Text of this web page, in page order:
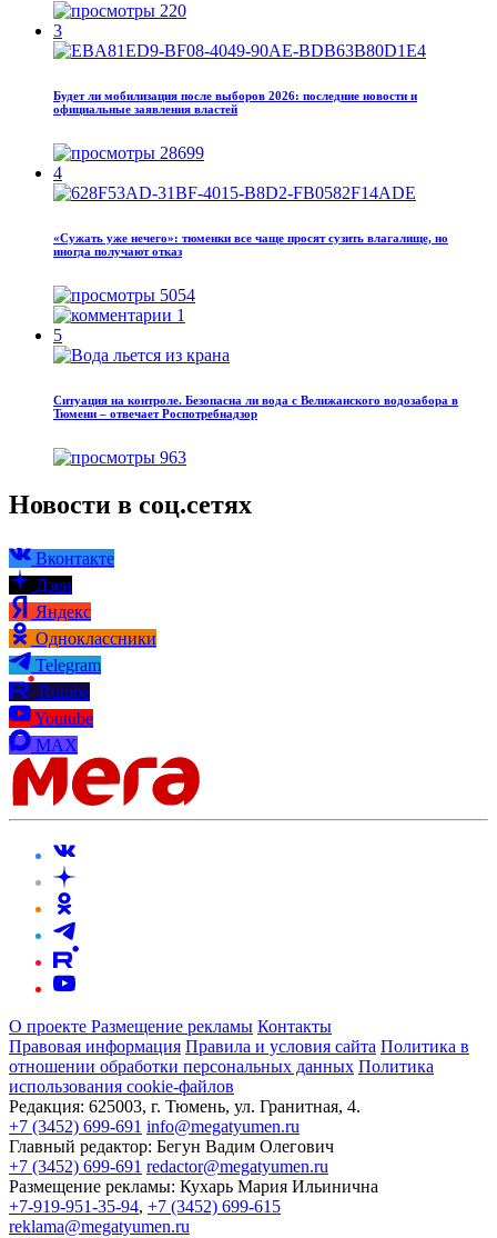
220
3
Будет ли мобилизация после выборов 2026: последние новости и
официальные заявления властей
28699
4
«Сужать уже нечего»: тюменки все чаще просят сузить влагалище, но
иногда получают отказ
5054
1
5
Ситуация на контроле. Безопасна ли вода с Велижанского водозабора в
Тюмени – отвечает Роспотребнадзор
963
Новости в соц.сетях
Вконтакте
Дзен
Яндекс
Одноклассники
Telegram
Rutube
Youtube
MAX
О проекте Размещение рекламы Контакты
Правовая информация Правила и условия сайта Политика в
отношении обработки персональных данных Политика
использования cookie-файлов
Редакция: 625003, г. Тюмень, ул. Гранитная, 4.
+7 (3452) 699-691 info@megatyumen.ru
Главный редактор: Бегун Вадим Олегович
+7 (3452) 699-691 redactor@megatyumen.ru
Размещение рекламы: Кухарь Мария Ильинична
+7-919-951-35-94, +7 (3452) 699-615
reklama@megatyumen.ru